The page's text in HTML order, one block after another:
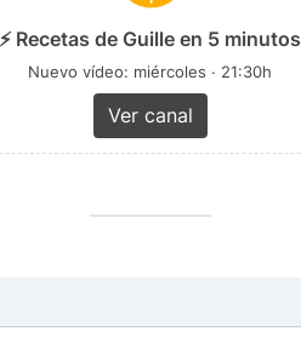
⚡ Recetas de Guille en 5 minutos
Nuevo vídeo: miércoles · 21:30h
Ver canal